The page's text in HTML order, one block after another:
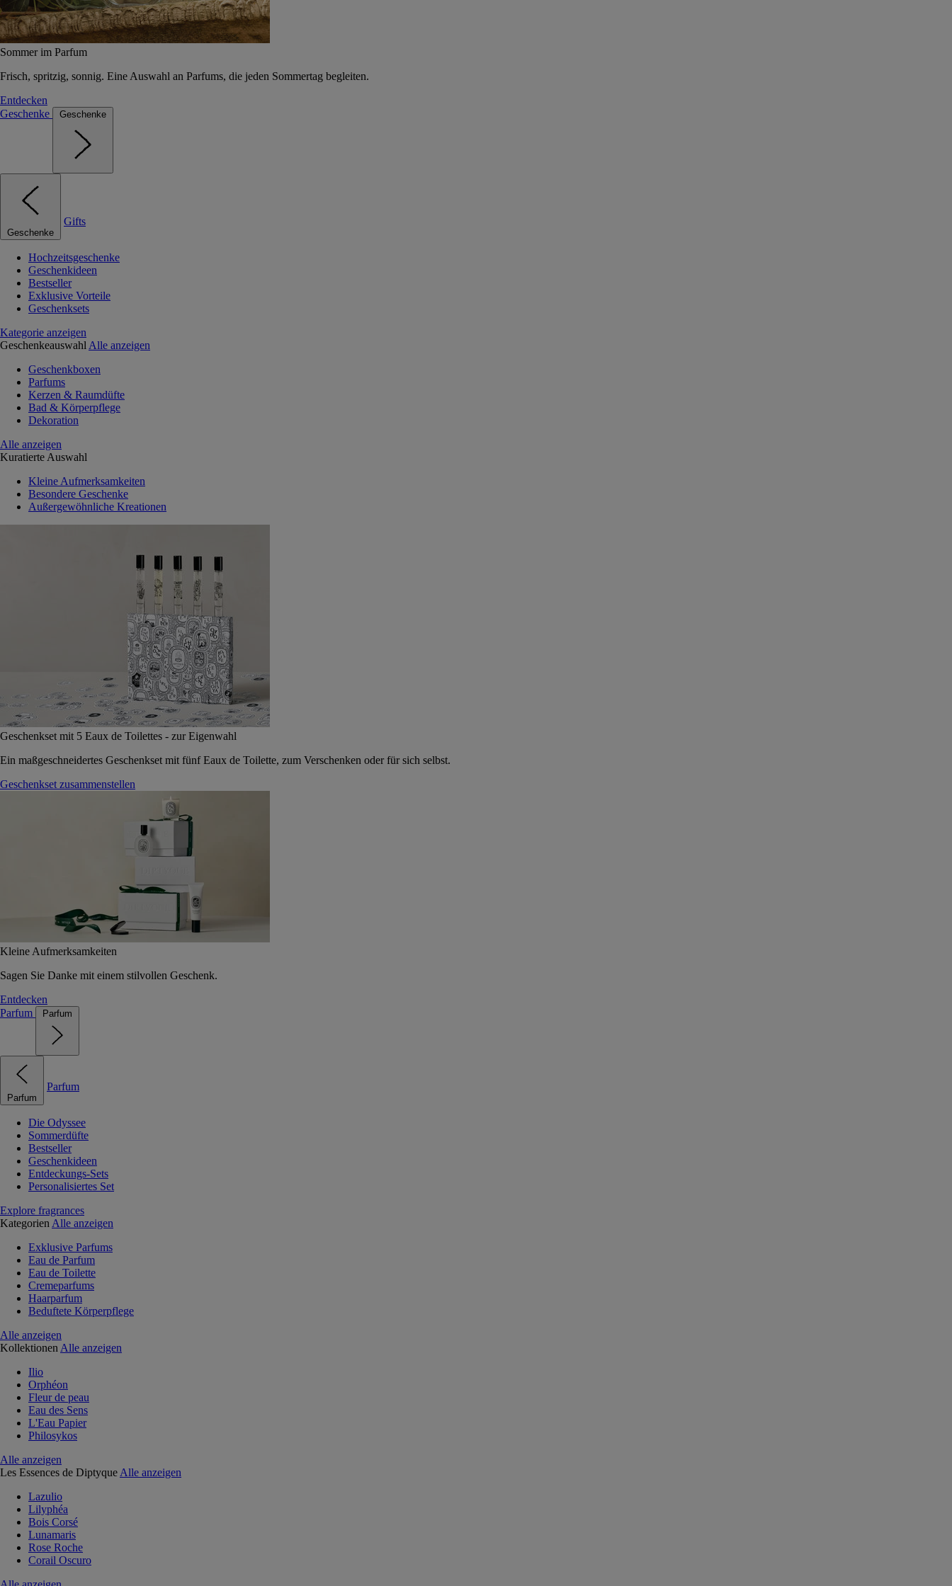
Sommer im Parfum
Frisch, spritzig, sonnig. Eine Auswahl an Parfums, die jeden Sommertag begleiten.
Entdecken
Geschenke
Geschenke
Geschenke
Gifts
Hochzeitsgeschenke
Geschenkideen
Bestseller
Exklusive Vorteile
Geschenksets
Kategorie anzeigen
Geschenkeauswahl Alle anzeigen
Geschenkboxen
Parfums
Kerzen & Raumdüfte
Bad & Körperpflege
Dekoration
Alle anzeigen
Kuratierte Auswahl
Kleine Aufmerksamkeiten
Besondere Geschenke
Außergewöhnliche Kreationen
Geschenkset mit 5 Eaux de Toilettes - zur Eigenwahl
Ein maßgeschneidertes Geschenkset mit fünf Eaux de Toilette, zum Verschenken oder für sich selbst.
Geschenkset zusammenstellen
Kleine Aufmerksamkeiten
Sagen Sie Danke mit einem stilvollen Geschenk.
Entdecken
Parfum
Parfum
Parfum
Parfum
Die Odyssee
Sommerdüfte
Bestseller
Geschenkideen
Entdeckungs-Sets
Personalisiertes Set
Explore fragrances
Kategorien Alle anzeigen
Exklusive Parfums
Eau de Parfum
Eau de Toilette
Cremeparfums
Haarparfum
Beduftete Körperpflege
Alle anzeigen
Kollektionen Alle anzeigen
Ilio
Orphéon
Fleur de peau
Eau des Sens
L'Eau Papier
Philosykos
Alle anzeigen
Les Essences de Diptyque Alle anzeigen
Lazulio
Lilyphéa
Bois Corsé
Lunamaris
Rose Roche
Corail Oscuro